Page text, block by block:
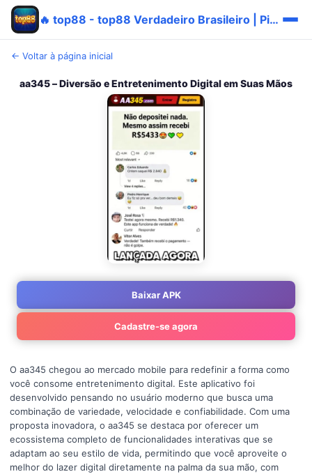
🔥 top88 - top88 Verdadeiro Brasileiro | Pix Promo ✅
← Voltar à página inicial
aa345 – Diversão e Entretenimento Digital em Suas Mãos
Baixar APK
Cadastre-se agora
O aa345 chegou ao mercado mobile para redefinir a forma como
você consome entretenimento digital. Este aplicativo foi
desenvolvido pensando no usuário moderno que busca uma
combinação de variedade, velocidade e confiabilidade. Com uma
proposta inovadora, o aa345 se destaca por oferecer um
ecossistema completo de funcionalidades interativas que se
adaptam ao seu estilo de vida, permitindo que você aproveite o
melhor do lazer digital diretamente na palma da sua mão, com